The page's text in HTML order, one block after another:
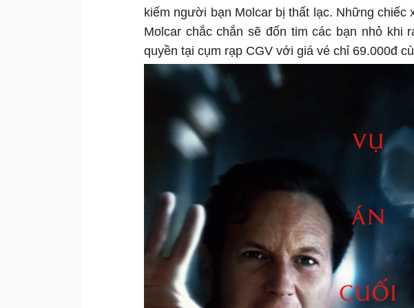
kiếm người bạn Molcar bị thất lạc. Những chiếc
Molcar chắc chắn sẽ đốn tim các bạn nhỏ khi
quyền tại cụm rạp CGV với giá vé chỉ 69.000đ